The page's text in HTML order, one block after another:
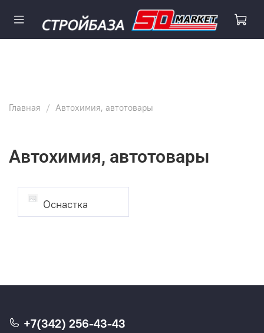
Главная Автохимия, автотовары
Автохимия, автотовары
Оснастка
+7(342) 256-43-43